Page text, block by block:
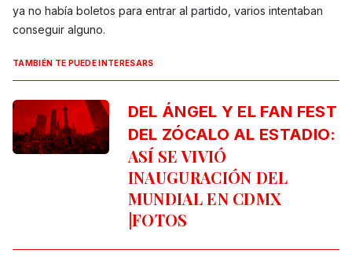
ya no había boletos para entrar al partido, varios intentaban
conseguir alguno.
TAMBIÉN TE PUEDE INTERESARS
DEL ÁNGEL Y EL FAN FEST
DEL ZÓCALO AL ESTADIO:
ASÍ SE VIVIÓ
INAUGURACIÓN DEL
MUNDIAL EN CDMX
|FOTOS